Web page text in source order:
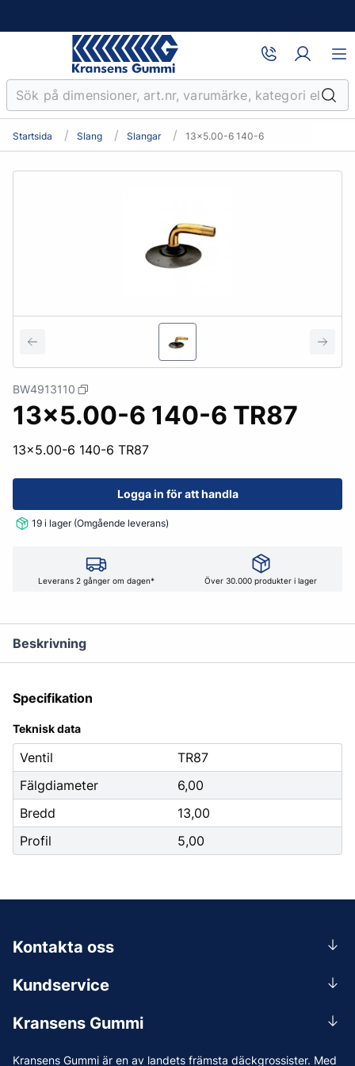
Startsida Slang Slangar 13x5.00-6 140-6
BW4913110
13x5.00-6 140-6 TR87
13x5.00-6 140-6 TR87
Logga in för att handla
19 i lager (Omgående leverans)
Leverans 2 gånger om dagen* Över 30.000 produkter i lager
Beskrivning
Specifikation
Teknisk data
Ventil
TR87
Fälgdiameter
6,00
Bredd
13,00
Profil
5,00
Kransens Gummi är en av landets främsta däckgrossister. Med
Kundservice
Leverans
Kransens Gummi
Kontakta oss
0156-409 00
Mån-Tors 07.30-16:30, Fre 07.30-15.00.
Lunchstängt 12:00-12:30